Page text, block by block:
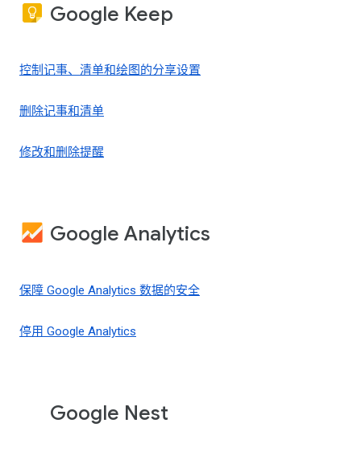
Google Keep
控制记事、清单和绘图的分享设置
删除记事和清单
修改和删除提醒
Google Analytics
保障 Google Analytics 数据的安全
停用 Google Analytics
Google Nest